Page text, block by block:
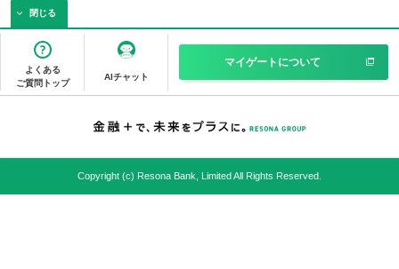
閉じる
よくある
ご質問トップ
AIチャット
マイゲートについて
Copyright (c) Resona Bank, Limited All Rights Reserved.